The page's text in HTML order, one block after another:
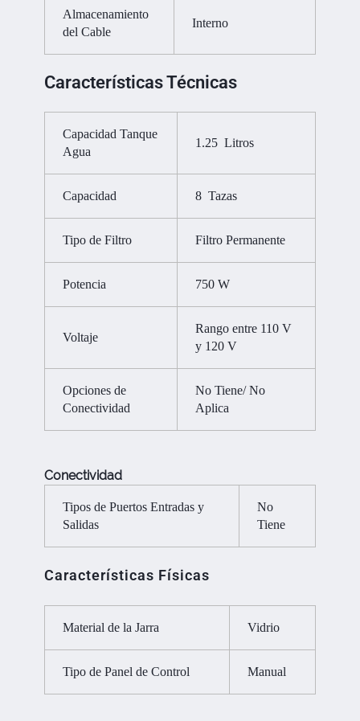
Almacenamiento
del Cable
Interno
Características Técnicas
Capacidad Tanque
Agua
1.25 Litros
Capacidad 8 Tazas
Tipo de Filtro Filtro Permanente
Potencia 750 W
Voltaje
Rango entre 110 V
y 120 V
Opciones de
Conectividad
No Tiene/ No
Aplica
Conectividad
Tipos de Puertos Entradas y
Salidas
No
Tiene
Características Físicas
Material de la Jarra Vidrio
Tipo de Panel de Control Manual